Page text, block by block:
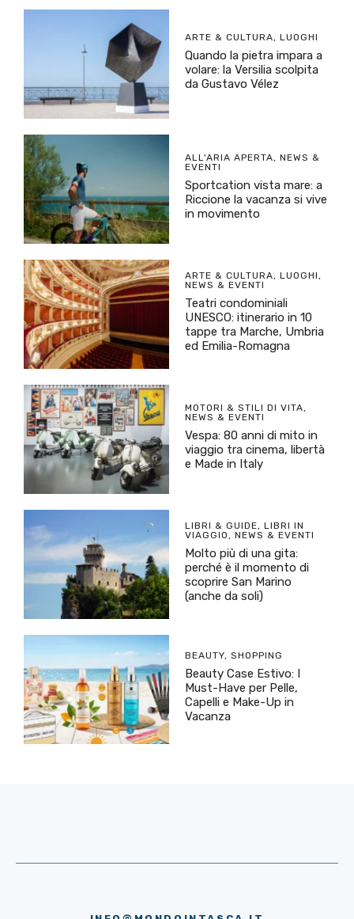
ARTE & CULTURA, LUOGHI
Quando la pietra impara a
volare: la Versilia scolpita
da Gustavo Vélez
ALL'ARIA APERTA, NEWS &
EVENTI
Sportcation vista mare: a
Riccione la vacanza si vive
in movimento
ARTE & CULTURA, LUOGHI,
NEWS & EVENTI
Teatri condominiali
UNESCO: itinerario in 10
tappe tra Marche, Umbria
ed Emilia-Romagna
MOTORI & STILI DI VITA,
NEWS & EVENTI
Vespa: 80 anni di mito in
viaggio tra cinema, libertà
e Made in Italy
LIBRI & GUIDE, LIBRI IN
VIAGGIO, NEWS & EVENTI
Molto più di una gita:
perché è il momento di
scoprire San Marino
(anche da soli)
BEAUTY, SHOPPING
Beauty Case Estivo: I
Must-Have per Pelle,
Capelli e Make-Up in
Vacanza